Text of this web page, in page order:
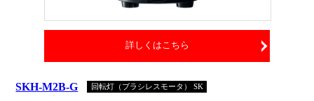
詳しくはこちら
SKH-M2B-G 回転灯（ブラシレスモータ） SK